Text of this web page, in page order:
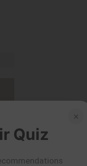
×
Quiz